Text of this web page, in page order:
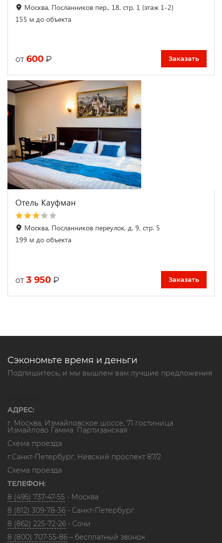
Москва, Посланников пер., 18, стр. 1 (этаж 1-2)
155 м до объекта
от 600 ₽ Заказать
Отель Кауфман
Москва, Посланников переулок, д. 9, стр. 5
199 м до объекта
от 3 950 ₽ Заказать
Сэкономьте время и деньги
Подпишитесь, и мы вышлем вам лучшие предложения
АДРЕС:
г. Москва, Измайловское шоссе, 71 гостиница
Измайлово Гамма. Партизанская
Схема проезда
г.Санкт-Петербург, Невский проспект 87/2
Схема проезда
ТЕЛЕФОН:
8 (495) 737-47-55 - Москва
8 (812) 309-78-36 - Санкт-Петербург
8 (862) 225-72-26 - Сочи
8 (800) 707-55-86 – бесплатный звонок